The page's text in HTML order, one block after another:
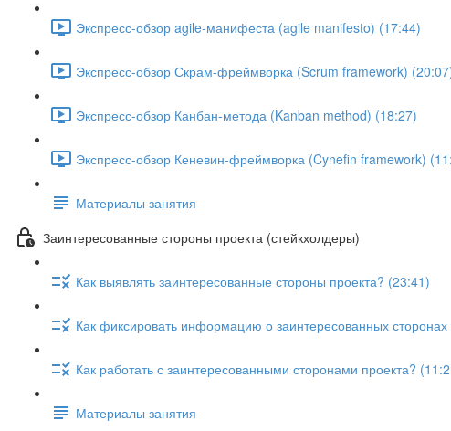
Экспресс-обзор agile-манифеста (agile manifesto) (17:44)
Экспресс-обзор Скрам-фреймворка (Scrum framework)
Экспресс-обзор Канбан-метода (Kanban method) (18:27)
Экспресс-обзор Кеневин-фреймворка (Cynefin framework)
Материалы занятия
Заинтересованные стороны проекта (стейкхолдеры)
Как выявлять заинтересованные стороны проекта? (23:41)
Как фиксировать информацию о заинтересованных сторонах
Как работать с заинтересованными сторонами проекта?
Материалы занятия